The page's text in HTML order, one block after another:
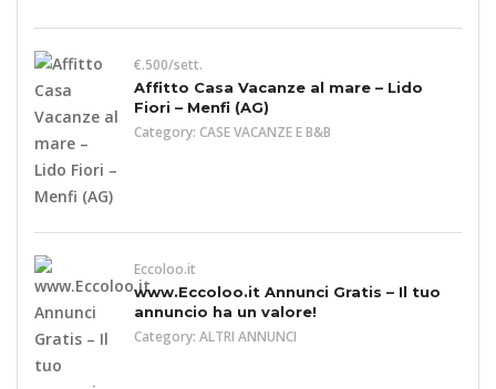
€.500/sett.
Affitto Casa Vacanze al mare – Lido
Fiori – Menfi (AG)
Category: CASE VACANZE E B&B
Eccoloo.it
www.Eccoloo.it Annunci Gratis – Il tuo
annuncio ha un valore!
Category: ALTRI ANNUNCI